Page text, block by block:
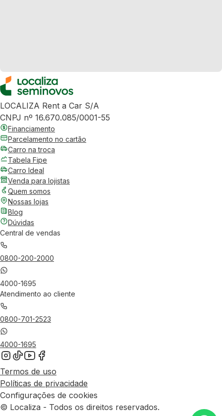
LOCALIZA Rent a Car S/A
CNPJ nº 16.670.085/0001-55
Financiamento
Parcelamento no cartão
Carro na troca
Tabela Fipe
Carro Ideal
Venda para lojistas
Quem somos
Nossas lojas
Blog
Dúvidas
Central de vendas
0800-200-2000
4000-1695
Atendimento ao cliente
0800-701-2523
4000-1695
Termos de uso
Políticas de privacidade
Configurações de cookies
© Localiza - Todos os direitos reservados.